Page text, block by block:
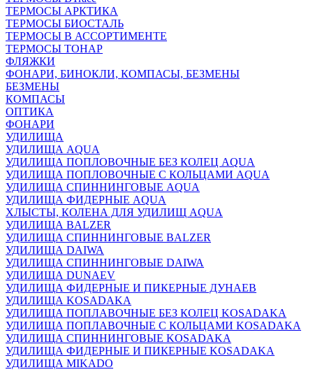
ТЕРМОСЫ АРКТИКА
ТЕРМОСЫ БИОСТАЛЬ
ТЕРМОСЫ В АССОРТИМЕНТЕ
ТЕРМОСЫ ТОНАР
ФЛЯЖКИ
ФОНАРИ, БИНОКЛИ, КОМПАСЫ, БЕЗМЕНЫ
БЕЗМЕНЫ
КОМПАСЫ
ОПТИКА
ФОНАРИ
УДИЛИЩА
УДИЛИЩА AQUA
УДИЛИЩА ПОПЛОВОЧНЫЕ БЕЗ КОЛЕЦ AQUA
УДИЛИЩА ПОПЛОВОЧНЫЕ С КОЛЬЦАМИ AQUA
УДИЛИЩА СПИННИНГОВЫЕ AQUA
УДИЛИЩА ФИДЕРНЫЕ AQUA
ХЛЫСТЫ, КОЛЕНА ДЛЯ УДИЛИЩ AQUA
УДИЛИЩА BALZER
УДИЛИЩА СПИННИНГОВЫЕ BALZER
УДИЛИЩА DAIWA
УДИЛИЩА СПИННИНГОВЫЕ DAIWA
УДИЛИЩА DUNAEV
УДИЛИЩА ФИДЕРНЫЕ И ПИКЕРНЫЕ ДУНАЕВ
УДИЛИЩА KOSADAKA
УДИЛИЩА ПОПЛАВОЧНЫЕ БЕЗ КОЛЕЦ KOSADAKA
УДИЛИЩА ПОПЛАВОЧНЫЕ С КОЛЬЦАМИ KOSADAKA
УДИЛИЩА СПИННИНГОВЫЕ KOSADAKA
УДИЛИЩА ФИДЕРНЫЕ И ПИКЕРНЫЕ KOSADAKA
УДИЛИЩА MIKADO